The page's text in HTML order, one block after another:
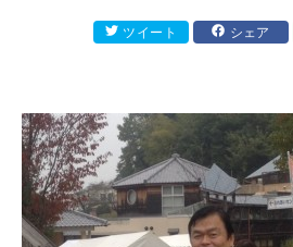
ツイート シェア